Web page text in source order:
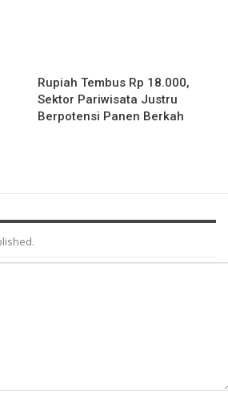
Rupiah Tembus Rp 18.000,
Sektor Pariwisata Justru
Berpotensi Panen Berkah